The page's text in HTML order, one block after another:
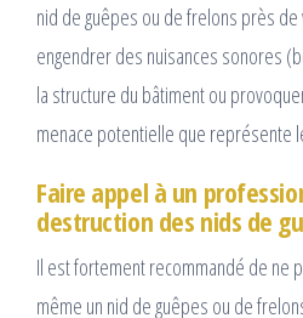
nid de guêpes ou de frelons près
engendrer des nuisances sonores
la structure du bâtiment ou
menace potentielle que représente
Faire appel à un
destruction des nids de
Il est fortement recommandé de ne
même un nid de guêpes ou de